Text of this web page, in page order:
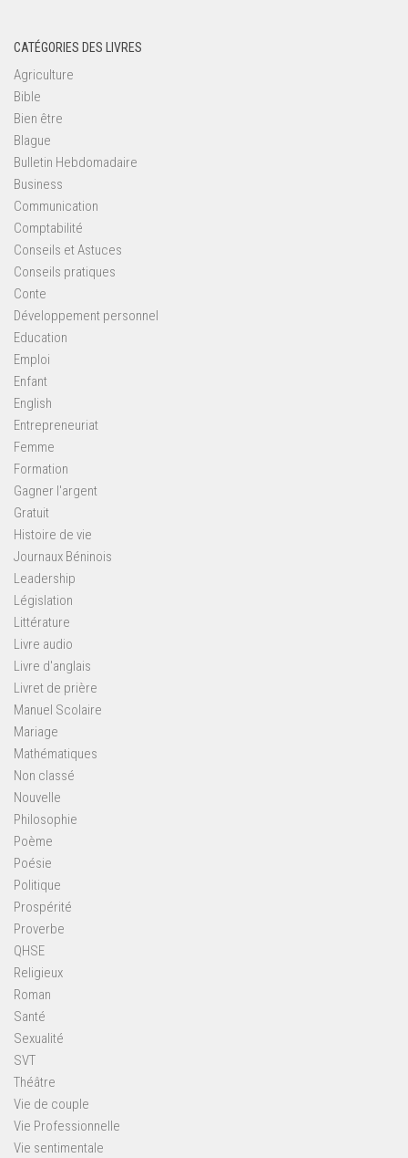
CATÉGORIES DES LIVRES
Agriculture
Bible
Bien être
Blague
Bulletin Hebdomadaire
Business
Communication
Comptabilité
Conseils et Astuces
Conseils pratiques
Conte
Développement personnel
Education
Emploi
Enfant
English
Entrepreneuriat
Femme
Formation
Gagner l'argent
Gratuit
Histoire de vie
Journaux Béninois
Leadership
Législation
Littérature
Livre audio
Livre d'anglais
Livret de prière
Manuel Scolaire
Mariage
Mathématiques
Non classé
Nouvelle
Philosophie
Poème
Poésie
Politique
Prospérité
Proverbe
QHSE
Religieux
Roman
Santé
Sexualité
SVT
Théâtre
Vie de couple
Vie Professionnelle
Vie sentimentale